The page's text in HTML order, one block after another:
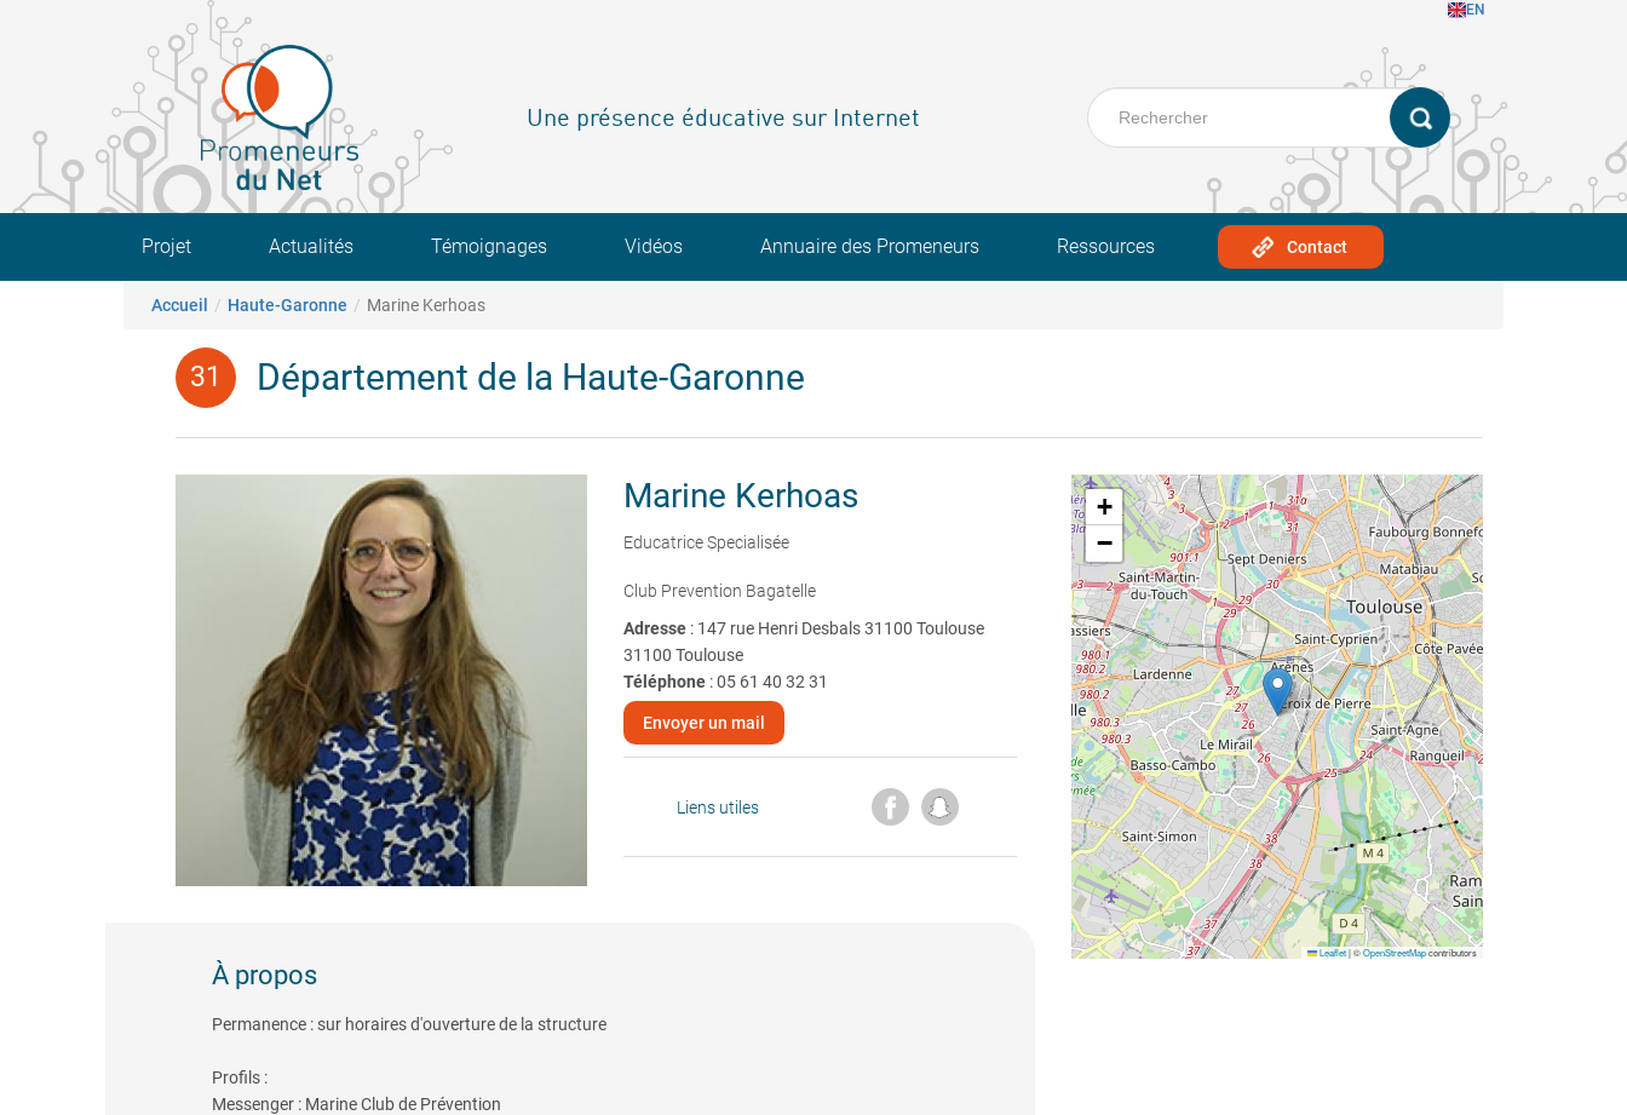
EN
Une présence éducative sur Internet
Main navigation
Projet Actualités Témoignages Vidéos Annuaire des Promeneurs Ressources Contact
Fil d'Ariane
Accueil Haute-Garonne Marine Kerhoas
Département de la Haute-Garonne
Marine Kerhoas
Educatrice Specialisée
Club Prevention Bagatelle
Adresse : 147 rue Henri Desbals 31100 Toulouse
31100 Toulouse
Téléphone:05 61 40 32 31
Envoyer un mail
Liens utiles
À propos
Permanence : sur horaires d'ouverture de la structure
Profils :
Messenger : Marine Club de Prévention
+
−
Leaflet |©OpenStreetMapcontributors